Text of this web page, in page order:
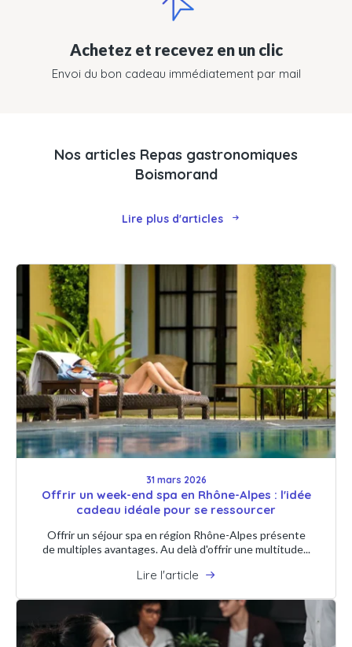
Achetez et recevez en un clic
Envoi du bon cadeau immédiatement par mail
Nos articles Repas gastronomiques
Boismorand
Lire plus d'articles
31 mars 2026
Offrir un week-end spa en Rhône-Alpes : l'idée
cadeau idéale pour se ressourcer
Offrir un séjour spa en région Rhône-Alpes présente
de multiples avantages. Au delà d'offrir une multitude...
Lire l'article